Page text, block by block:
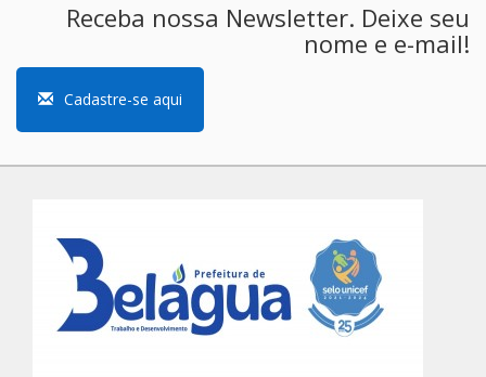
Receba nossa Newsletter. Deixe seu
nome e e-mail!
Cadastre-se aqui